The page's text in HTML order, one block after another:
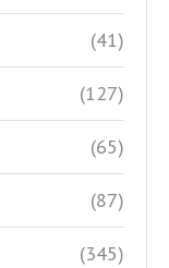
(41)
(127)
(65)
(87)
(345)